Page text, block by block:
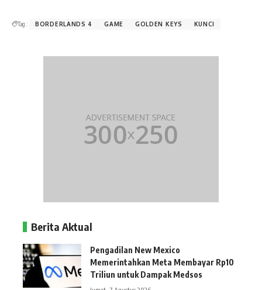
Tag : BORDERLANDS 4 GAME GOLDEN KEYS KUNCI
Berita Aktual
Pengadilan New Mexico
Memerintahkan Meta Membayar Rp10
Triliun untuk Dampak Medsos